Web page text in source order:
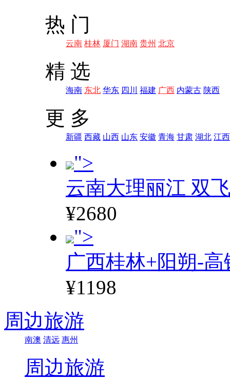
热 门
云南 桂林 厦门 湖南 贵州 北京
精 选
海南 东北 华东 四川 福建 广西 内蒙古 陕西
更 多
新疆 西藏 山西 山东 安徽 青海 甘肃 湖北 江西
">
云南大理丽江 双
¥2680
">
广西桂林+阳朔-高
¥1198
周边旅游
南澳 清远 惠州
周边旅游